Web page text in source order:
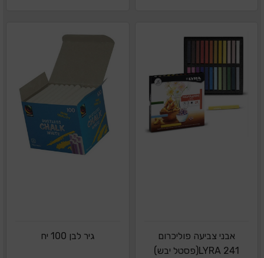
אבני צביעה פוליכרום
241 LYRA(פסטל יבש)
גיר לבן 100 יח